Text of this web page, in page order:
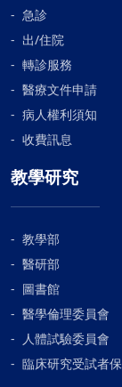
急診
出/住院
轉診服務
醫療文件申請
病人權利須知
收費訊息
教學研究
教學部
醫研部
圖書館
醫學倫理委員會
人體試驗委員會
臨床研究受試者